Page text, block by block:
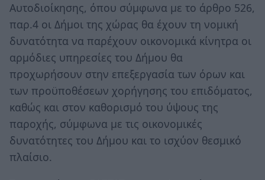
Αυτοδιοίκησης, όπου σύμφωνα με το άρθρο 526,
παρ.4 οι Δήμοι της χώρας θα έχουν τη νομική
δυνατότητα να παρέχουν οικονομικά κίνητρα οι
αρμόδιες υπηρεσίες του Δήμου θα
προχωρήσουν στην επεξεργασία των όρων και
των προϋποθέσεων χορήγησης του επιδόματος,
καθώς και στον καθορισμό του ύψους της
παροχής, σύμφωνα με τις οικονομικές
δυνατότητες του Δήμου και το ισχύον θεσμικό
πλαίσιο.